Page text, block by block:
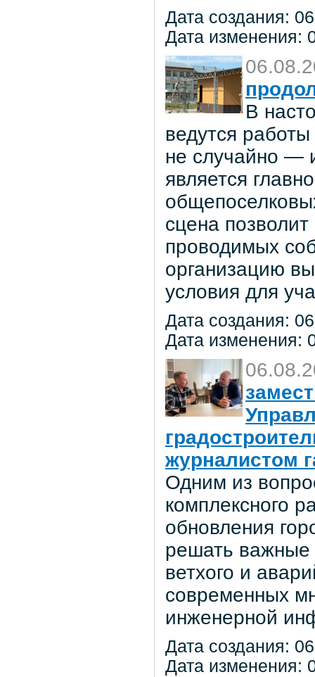
Дата создания:
Дата изменения:
В
ведутся
не случайно —
является
сцена
проводимых
организацию
условия для
Дата создания:
Дата изменения:
журналистом
Одним из
комплексного
обновления
решать важные
ветхого и
современных
инженерной
Дата создания:
Дата изменения: